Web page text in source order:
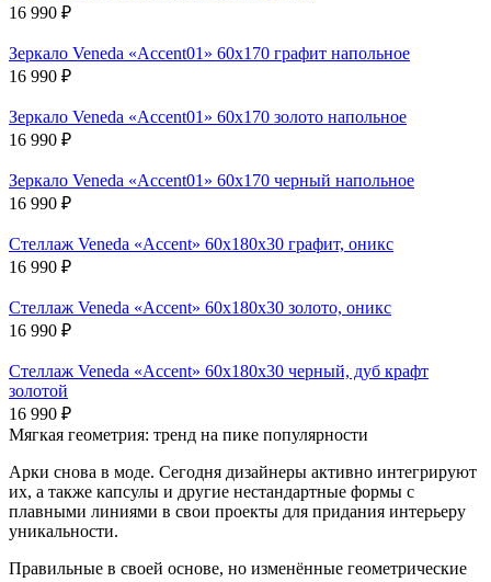
16 990 ₽
Зеркало Veneda «Accent01» 60х170 графит напольное
16 990 ₽
Зеркало Veneda «Accent01» 60х170 золото напольное
16 990 ₽
Зеркало Veneda «Accent01» 60х170 черный напольное
16 990 ₽
Стеллаж Veneda «Accent» 60х180х30 графит, оникс
16 990 ₽
Стеллаж Veneda «Accent» 60х180х30 золото, оникс
16 990 ₽
Стеллаж Veneda «Accent» 60х180х30 черный, дуб крафт
золотой
16 990 ₽
Мягкая геометрия: тренд на пике популярности
Арки снова в моде. Сегодня дизайнеры активно интегрируют
их, а также капсулы и другие нестандартные формы с
плавными линиями в свои проекты для придания интерьеру
уникальности.
Правильные в своей основе, но изменённые геометрические